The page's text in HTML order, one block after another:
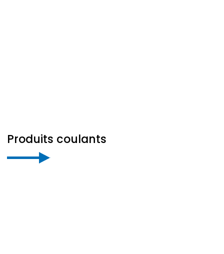
Produits coulants